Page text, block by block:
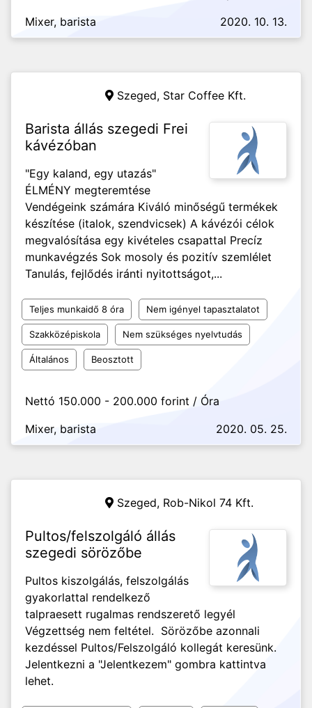
Mixer, barista
2020. 10. 13.
Szeged, Star Coffee Kft.
Barista állás szegedi Frei
kávézóban
"Egy kaland, egy utazás"
ÉLMÉNY megteremtése
Vendégeink számára Kiváló minőségű termékek
készítése (italok, szendvicsek) A kávézói célok
megvalósítása egy kivételes csapattal Precíz
munkavégzés Sok mosoly és pozitív szemlélet
Tanulás, fejlődés iránti nyitottságot,...
Teljes munkaidő 8 óra Nem igényel tapasztalatot
Szakközépiskola Nem szükséges nyelvtudás
Általános Beosztott
Nettó 150.000 - 200.000 forint / Óra
Mixer, barista
2020. 05. 25.
Szeged, Rob-Nikol 74 Kft.
Pultos/felszolgáló állás
szegedi sörözőbe
Pultos kiszolgálás, felszolgálás
gyakorlattal rendelkező
talpraesett rugalmas rendszerető legyél
Végzettség nem feltétel. Sörözőbe azonnali
kezdéssel Pultos/Felszolgáló kollegát keresünk.
Jelentkezni a "Jelentkezem" gombra kattintva
lehet.